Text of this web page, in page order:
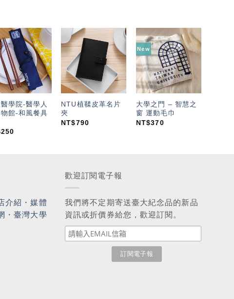
加入
「願
望輕
單」
學院-醫學人
館-和風餐具
250
加入
「願
望輕
單」
NTU植鞣皮革名片
夾
NT$790
New
加入
「願
望輕
單」
大學之門 – 智慧之
窗 運動毛巾
NT$370
介紹 ・媒體
・臺灣大學
歡迎訂閱電子報
我們將不定期寄送臺大紀念品的新品
資訊或折價券給您，歡迎訂閱。